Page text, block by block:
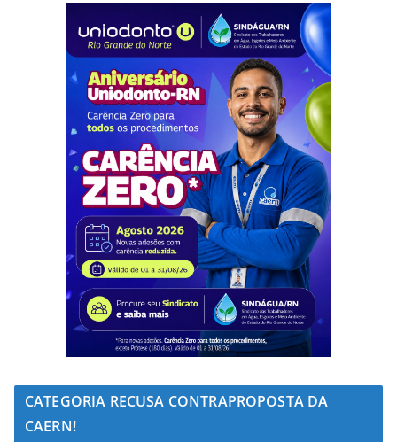
CATEGORIA RECUSA CONTRAPROPOSTA DA
CAERN!